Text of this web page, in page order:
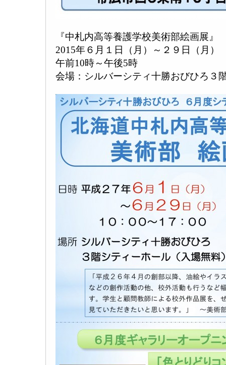
『中札内高等養護学校美術部絵画展』
2015年６月１日（月）～２９日（月）
午前10時～午後5時
会場：シルバーシティ十勝おびひろ３